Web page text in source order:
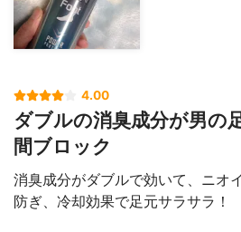
4.00
ダブルの消臭成分が男の
間ブロック
消臭成分がダブルで効いて、ニオ
防ぎ、冷却効果で足元サラサラ！